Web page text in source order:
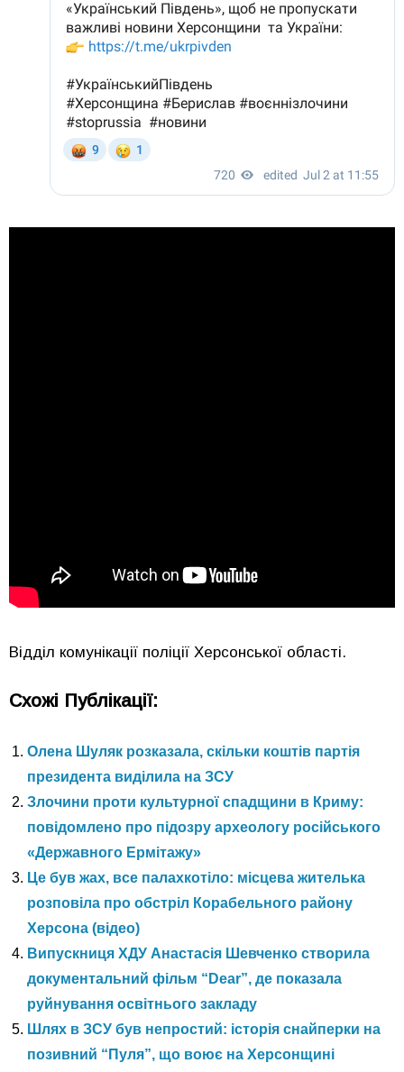
Відділ комунікації поліції Херсонської області.
Схожі Публікації:
Олена Шуляк розказала, скільки коштів партія
президента виділила на ЗСУ
Злочини проти культурної спадщини в Криму:
повідомлено про підозру археологу російського
«Державного Ермітажу»
Це був жах, все палахкотіло: місцева жителька
розповіла про обстріл Корабельного району
Херсона (відео)
Випускниця ХДУ Анастасія Шевченко створила
документальний фільм “Dear”, де показала
руйнування освітнього закладу
Шлях в ЗСУ був непростий: історія снайперки на
позивний “Пуля”, що воює на Херсонщині